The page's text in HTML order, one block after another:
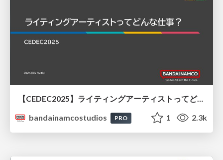
【CEDEC2025】ライティングアーティストってどんな仕事？
bandainamcostudios
PRO 1 2.3k